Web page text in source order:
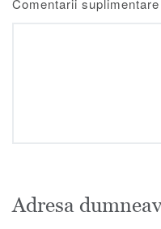
Comentarii
Adresa